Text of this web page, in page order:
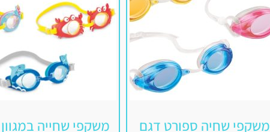
משקפי שחיה ספורט דגם
משקפי שחייה